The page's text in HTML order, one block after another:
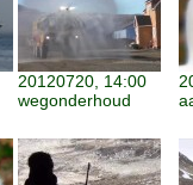
20120720, 14:00
wegonderhoud